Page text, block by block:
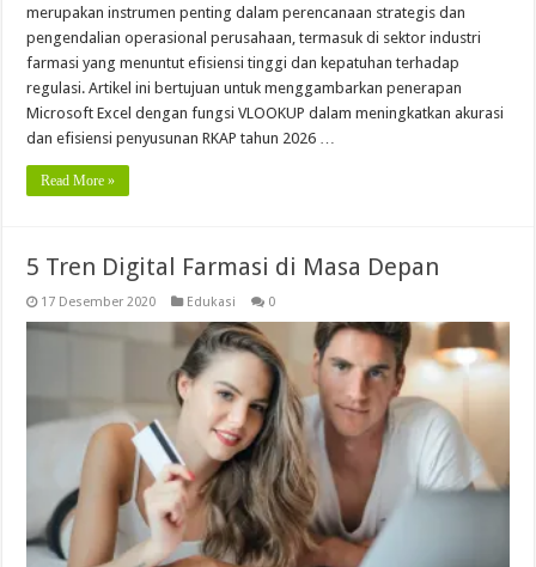
merupakan instrumen penting dalam perencanaan strategis dan
pengendalian operasional perusahaan, termasuk di sektor industri
farmasi yang menuntut efisiensi tinggi dan kepatuhan terhadap
regulasi. Artikel ini bertujuan untuk menggambarkan penerapan
Microsoft Excel dengan fungsi VLOOKUP dalam meningkatkan akurasi
dan efisiensi penyusunan RKAP tahun 2026 …
Read More »
5 Tren Digital Farmasi di Masa Depan
17 Desember 2020 Edukasi 0